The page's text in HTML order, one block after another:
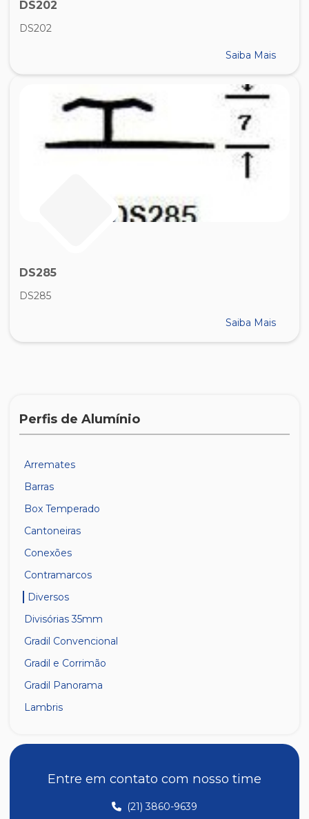
DS202
DS202
Saiba Mais
DS285
DS285
Saiba Mais
Perfis de Alumínio
Arremates
Barras
Box Temperado
Cantoneiras
Conexões
Contramarcos
Diversos
Divisórias 35mm
Gradil Convencional
Gradil e Corrimão
Gradil Panorama
Lambris
Linha 25Entre em contato com nosso time
(21) 3860-9639